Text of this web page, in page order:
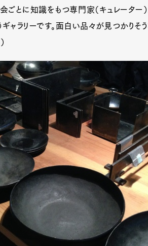
ごとに知識をもつ専門家（キュレーター
ギャラリーです。面白い品々が見つかりそ